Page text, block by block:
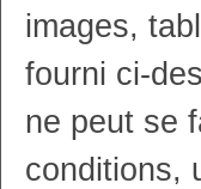
images,
fourni ci-
ne peut se
conditions,